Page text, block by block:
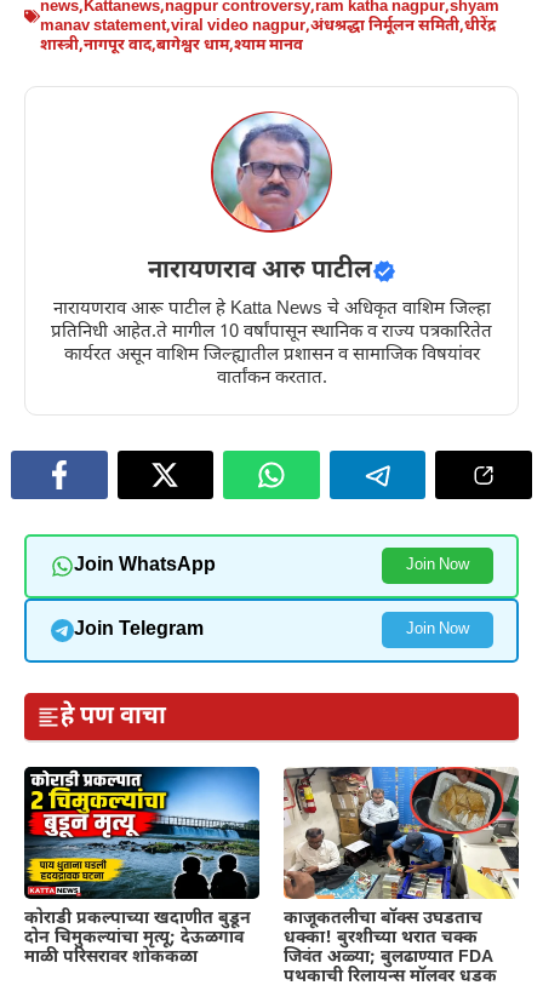
news,Kattanews,nagpur controversy,ram katha nagpur,shyam
manav statement,viral video nagpur,अंधश्रद्धा निर्मूलन समिती,धीरेंद्र
शास्त्री,नागपूर वाद,बागेश्वर धाम,श्याम मानव
नारायणराव आरु पाटील
नारायणराव आरू पाटील हे Katta News चे अधिकृत वाशिम जिल्हा
प्रतिनिधी आहेत.ते मागील 10 वर्षांपासून स्थानिक व राज्य पत्रकारितेत
कार्यरत असून वाशिम जिल्ह्यातील प्रशासन व सामाजिक विषयांवर
वार्तांकन करतात.
Join WhatsApp Join Now
Join Telegram Join Now
हे पण वाचा
कोराडी प्रकल्पाच्या खदाणीत बुडून
दोन चिमुकल्यांचा मृत्यू; देऊळगाव
माळी परिसरावर शोककळा
काजूकतलीचा बॉक्स उघडताच
धक्का! बुरशीच्या थरात चक्क
जिवंत अळ्या; बुलढाण्यात FDA
पथकाची रिलायन्स मॉलवर धडक